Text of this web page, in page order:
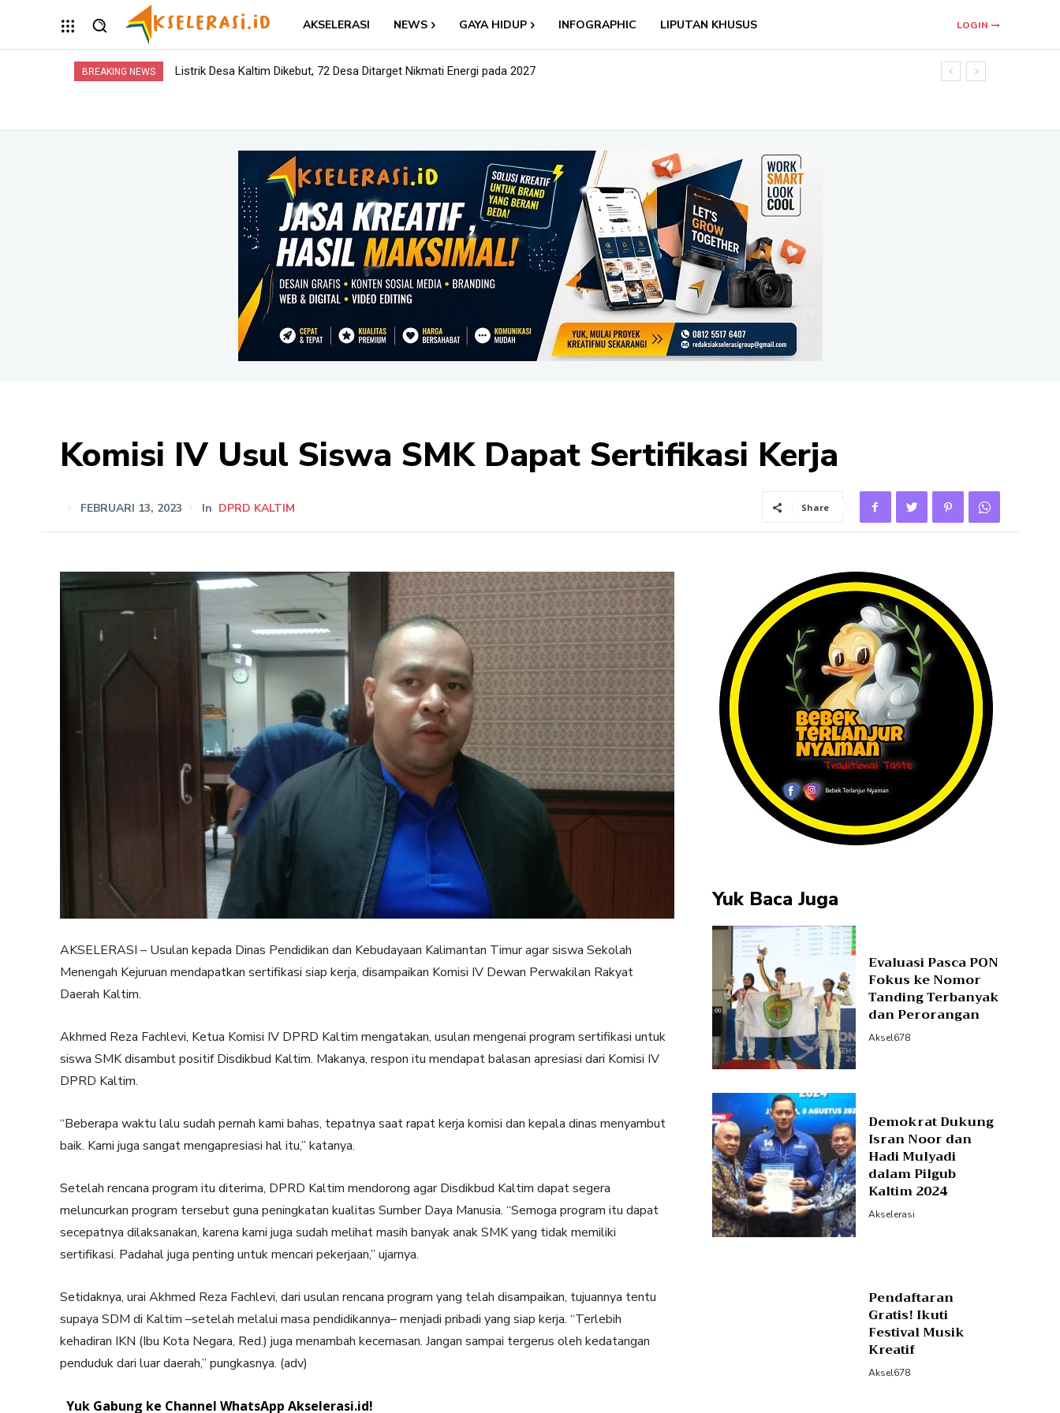
AKSELERASI NEWS GAYA HIDUP INFOGRAPHIC LIPUTAN KHUSUS LOGIN
BREAKING NEWS Listrik Desa Kaltim Dikebut, 72 Desa Ditarget Nikmati Energi pada 2027
Opini: Dari Plaza Mulia ke Go Mall: Nama Baru, Ujian Lama
Komisi IV Usul Siswa SMK Dapat Sertifikasi Kerja
FEBRUARI 13, 2023 In DPRD KALTIM Share
AKSELERASI – Usulan kepada Dinas Pendidikan dan Kebudayaan Kalimantan Timur agar siswa Sekolah
Menengah Kejuruan mendapatkan sertifikasi siap kerja, disampaikan Komisi IV Dewan Perwakilan Rakyat
Daerah Kaltim.
Akhmed Reza Fachlevi, Ketua Komisi IV DPRD Kaltim mengatakan, usulan mengenai program sertifikasi untuk
siswa SMK disambut positif Disdikbud Kaltim. Makanya, respon itu mendapat balasan apresiasi dari Komisi IV
DPRD Kaltim.
“Beberapa waktu lalu sudah pernah kami bahas, tepatnya saat rapat kerja komisi dan kepala dinas menyambut
baik. Kami juga sangat mengapresiasi hal itu,” katanya.
Setelah rencana program itu diterima, DPRD Kaltim mendorong agar Disdikbud Kaltim dapat segera
meluncurkan program tersebut guna peningkatan kualitas Sumber Daya Manusia. “Semoga program itu dapat
secepatnya dilaksanakan, karena kami juga sudah melihat masih banyak anak SMK yang tidak memiliki
sertifikasi. Padahal juga penting untuk mencari pekerjaan,” ujarnya.
Setidaknya, urai Akhmed Reza Fachlevi, dari usulan rencana program yang telah disampaikan, tujuannya tentu
supaya SDM di Kaltim –setelah melalui masa pendidikannya– menjadi pribadi yang siap kerja. “Terlebih
kehadiran IKN (Ibu Kota Negara, Red.) juga menambah kecemasan. Jangan sampai tergerus oleh kedatangan
penduduk dari luar daerah,” pungkasnya. (adv)
Yuk Gabung ke Channel WhatsApp Akselerasi.id!
Yuk Baca Juga
Evaluasi Pasca PON
Fokus ke Nomor
Tanding Terbanyak
dan Perorangan
Aksel678
Demokrat Dukung
Isran Noor dan
Hadi Mulyadi
dalam Pilgub
Kaltim 2024
Akselerasi
Pendaftaran
Gratis! Ikuti
Festival Musik
Kreatif
Aksel678